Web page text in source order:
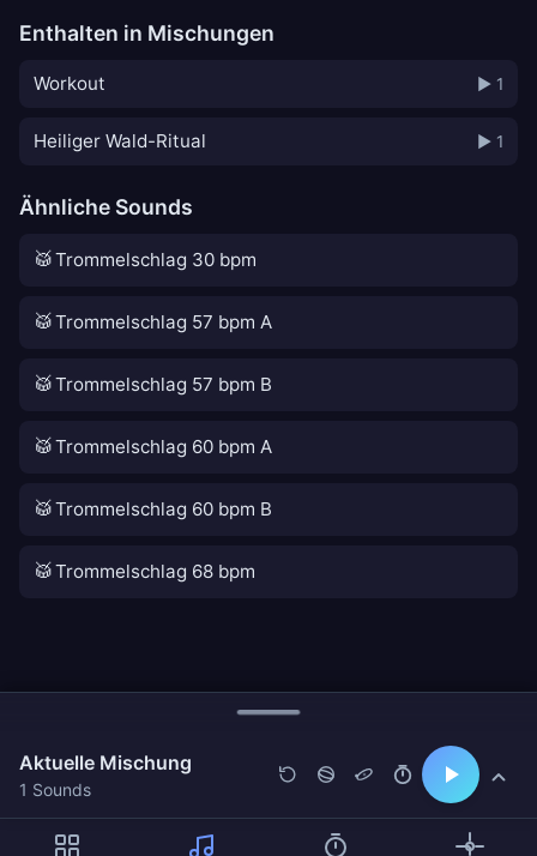
Enthalten in Mischungen
Workout ▶ 1
Heiliger Wald-Ritual ▶ 1
Ähnliche Sounds
🥁Trommelschlag 30 bpm
🥁Trommelschlag 57 bpm A
🥁Trommelschlag 57 bpm B
🥁Trommelschlag 60 bpm A
🥁Trommelschlag 60 bpm B
🥁Trommelschlag 68 bpm
Aktuelle Mischung
1 Sounds